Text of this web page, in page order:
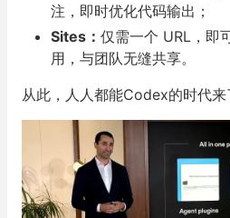
注，即时优化代码输出；
Sites： 仅需一个 URL，即
用，与团队无缝共享。
从此，人人都能Codex的时代来